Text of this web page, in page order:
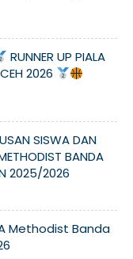
RUNNER UP PIALA
2026
SISWA DAN
BANDA
2025/2026
Methodist Banda